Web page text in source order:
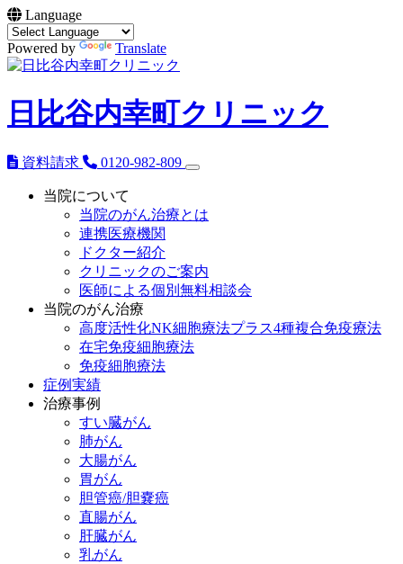
Language
Powered by Translate
日比谷内幸町クリニック
資料請求 0120-982-809
当院について
当院のがん治療とは
連携医療機関
ドクター紹介
クリニックのご案内
医師による個別無料相談会
当院のがん治療
高度活性化NK細胞療法プラス4種複合免疫療法
在宅免疫細胞療法
免疫細胞療法
症例実績
治療事例
すい臓がん
肺がん
大腸がん
胃がん
胆管癌/胆嚢癌
直腸がん
肝臓がん
乳がん